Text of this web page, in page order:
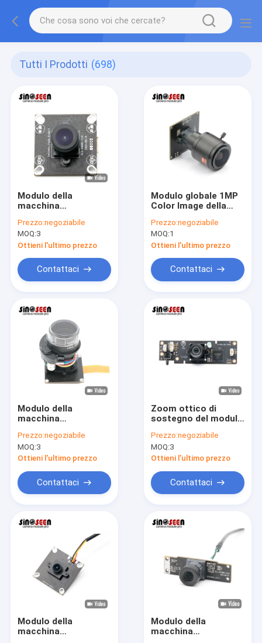
Tutti I Prodotti (698)
Modulo della
macchina
1080P 2MP USB con il
sensore di SONY
IMX307 CMOS
Prezzo:negoziabile
MOQ:3
Ottieni l'ultimo prezzo
Contattaci
Modulo globale 1MP
Color Image della
fotografica di
rappresentazione di
CMOS USB2.0
dell'otturatore
Prezzo:negoziabile
MOQ:1
Ottieni l'ultimo prezzo
Contattaci
Modulo della
macchina
8MP Optical Zoom 4K
USB con il sensore
IMX415
Prezzo:negoziabile
MOQ:3
Ottieni l'ultimo prezzo
Contattaci
Zoom ottico di
sostegno del modulo
fotografica di SONY
IMX317 30FPS 4K
8MP USB
Prezzo:negoziabile
MOQ:3
Ottieni l'ultimo prezzo
Contattaci
Modulo della
macchina
Modulo della
macchina